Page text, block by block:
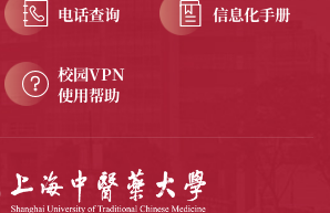
电话查询 信息化手册
校园VPN
使用帮助